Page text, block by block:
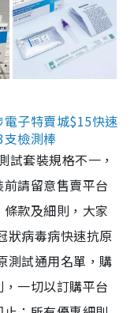
子特賣城$15快速
檢測棒
試套裝規格不一，
請留意售賣平台
款及細則，大家
狀病毒病快速抗原
測試通用名單，購
一切以訂購平台